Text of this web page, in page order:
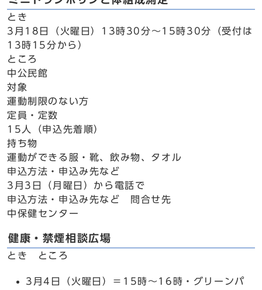
とき
3月18日（火曜日）13時30分～15時30分（受付は
13時15分から）
ところ
中公民館
対象
運動制限のない方
定員・定数
15人（申込先着順）
持ち物
運動ができる服・靴、飲み物、タオル
申込方法・申込み先など
3月3日（月曜日）から電話で
申込方法・申込み先など 問合せ先
中保健センター
健康・禁煙相談広場
とき ところ
3月4日（火曜日）＝15時～16時・グリーンパ